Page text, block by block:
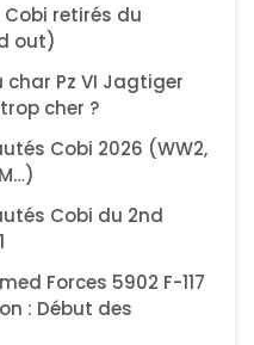
retirés du
out)
char Pz VI Jagtiger
cher ?
Cobi 2026 (WW2,
Cobi du 2nd
Forces 5902 F-117
: Début des